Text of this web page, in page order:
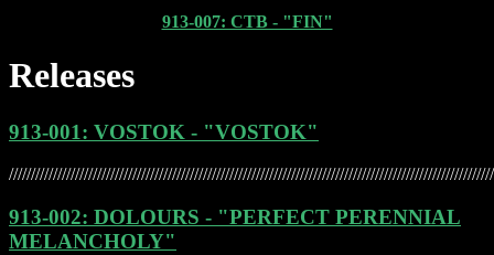
913-007: CTB - "FIN"
Releases
913-001: VOSTOK - "VOSTOK"
//////////////////////////////////////////////////////////////////////////////////////////////////////////////
913-002: DOLOURS - "PERFECT PERENNIAL
MELANCHOLY"